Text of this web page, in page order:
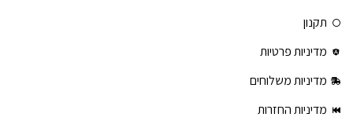
תקנון
מדיניות פרטיות
מדיניות משלוחים
מדיניות החזרות